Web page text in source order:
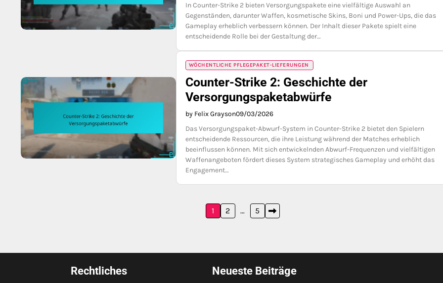
In Counter-Strike 2 bieten Versorgungspakete eine vielfältige Auswahl an
Gegenständen, darunter Waffen, kosmetische Skins, Boni und Power-Ups, die das
Gameplay erheblich verbessern können. Der Inhalt dieser Pakete spielt eine
entscheidende Rolle bei der Gestaltung der…
WÖCHENTLICHE PFLEGEPAKET-LIEFERUNGEN
Counter-Strike 2: Geschichte der
Versorgungspaketabwürfe
by Felix Grayson09/03/2026
Das Versorgungspaket-Abwurf-System in Counter-Strike 2 bietet den Spielern
entscheidende Ressourcen, die ihre Leistung während der Matches erheblich
beeinflussen können. Mit sich entwickelnden Abwurf-Frequenzen und vielfältigen
Waffenangeboten fördert dieses System strategisches Gameplay und erhöht das
Engagement…
1 2 … 5
Rechtliches Neueste Beiträge